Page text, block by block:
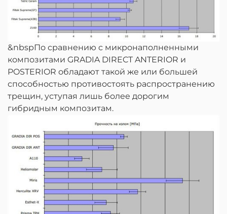
&nbspПо сравнению с микронаполненными
композитами GRADIA DIRECT ANTERIOR и
POSTERIOR обладают такой же или большей
способностью противостоять распространению
трещин, уступая лишь более дорогим
гибридным композитам.